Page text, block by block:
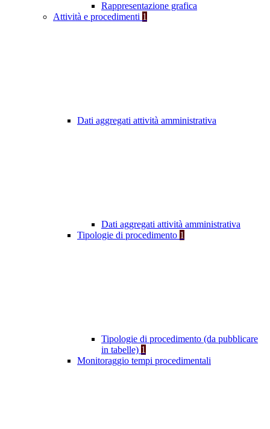
Rappresentazione grafica
Attività e procedimenti 1
Dati aggregati attività amministrativa
Dati aggregati attività amministrativa
Tipologie di procedimento 1
Tipologie di procedimento (da pubblicare
in tabelle) 1
Monitoraggio tempi procedimentali